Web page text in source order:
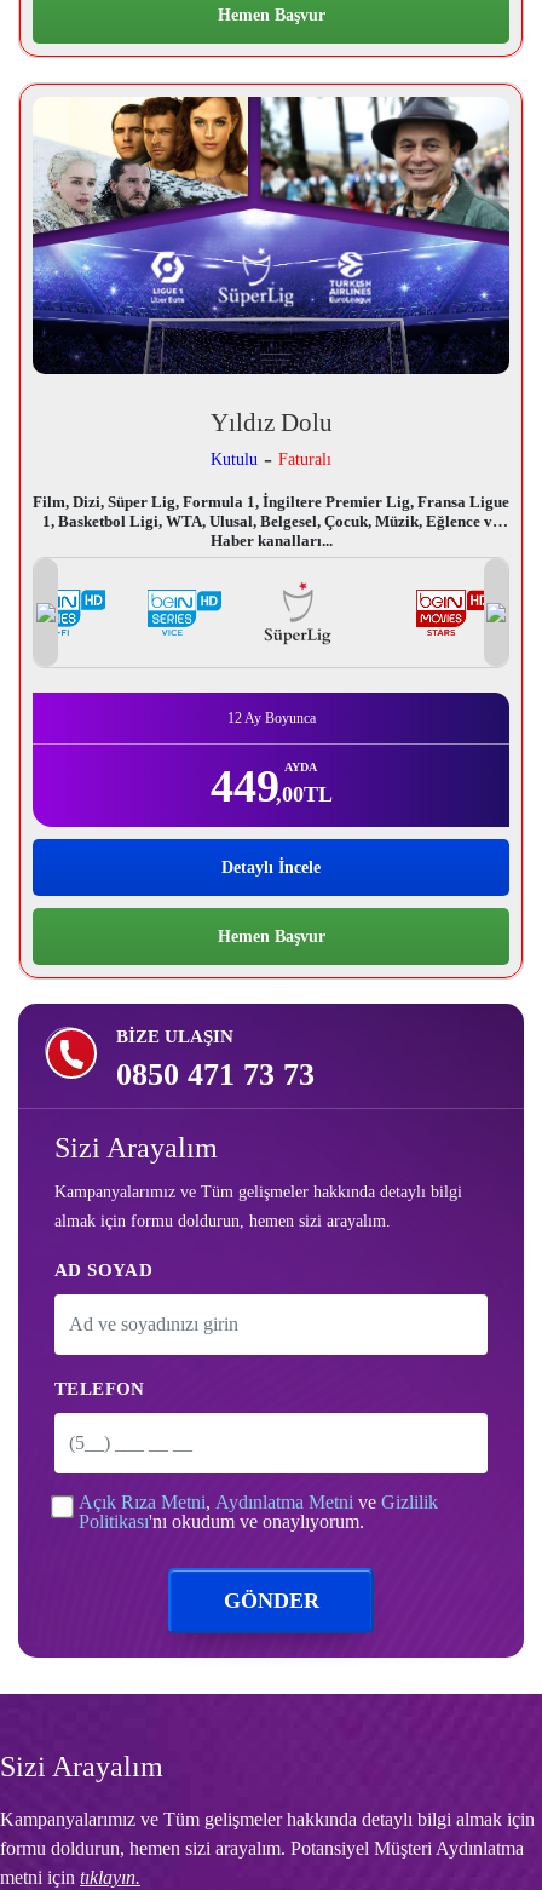
Hemen Başvur
Yıldız Dolu
Kutulu - Faturalı
Film, Dizi, Süper Lig, Formula 1, İngiltere Premier Lig, Fransa Ligue
1, Basketbol Ligi, WTA, Ulusal, Belgesel, Çocuk, Müzik, Eğlence ve
Haber kanalları...
12 Ay Boyunca
449 AYDA
,00TL
Detaylı İncele
Hemen Başvur
BİZE ULAŞIN
0850 471 73 73
Sizi Arayalım
Kampanyalarımız ve Tüm gelişmeler hakkında detaylı bilgi
almak için formu doldurun, hemen sizi arayalım.
AD SOYAD
TELEFON
Açık Rıza Metni, Aydınlatma Metni ve Gizlilik
Politikası'nı okudum ve onaylıyorum.
GÖNDER
Sizi Arayalım
Kampanyalarımız ve Tüm gelişmeler hakkında detaylı bilgi almak için
formu doldurun, hemen sizi arayalım. Potansiyel Müşteri Aydınlatma
metni için tıklayın.